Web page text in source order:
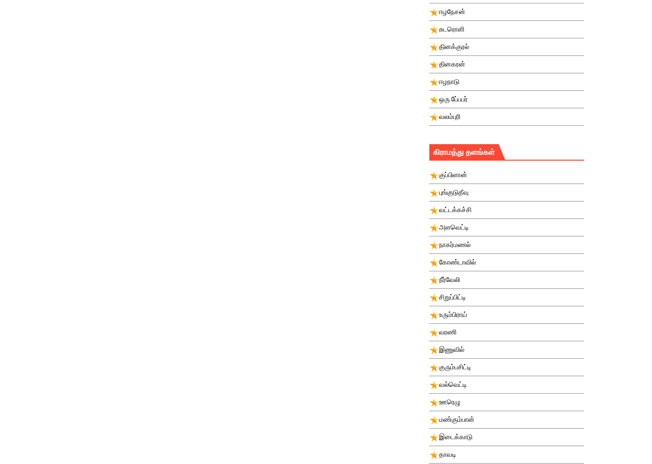
ஈழநேசன்
சுடரொளி
தினக்குரல்
தினகரன்
ஈழநாடு
ஒரு பே்பபர்
வலம்புரி
கிராமத்து தளங்கள்
குப்பிளான்
புங்குடுதீவு
வட்டக்கச்சி
அளவெட்டி
நாகர்மணல்
கோண்டாவில்
நீர்வேலி
சிறுப்பிட்டி
உரும்பிராய்
வரணி
இணுவில்
குரும்பசிட்டி
வல்வெட்டி
ஊரெழு
மண்கும்பான்
இடைக்காடு
தாவடி